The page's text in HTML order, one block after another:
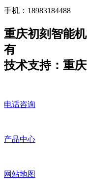
手机：18983184488
重庆初刻智能
有
技术支持：重
电话咨询
产品中心
网站地图